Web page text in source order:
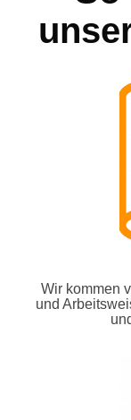
Wir kommen
und